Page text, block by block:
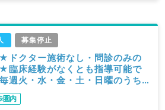
募集停止
★ドクター施術なし・問診のみの
臨床経験がなくとも指導可能で
火・水・金・土・日曜のうち
務（科目不問／非常勤）
圏内